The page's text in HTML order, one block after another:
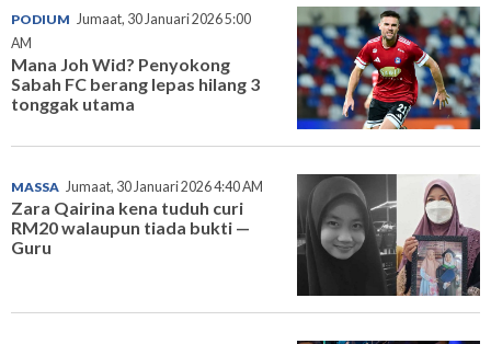
PODIUM Jumaat, 30 Januari 2026 5:00
AM
Mana Joh Wid? Penyokong
Sabah FC berang lepas hilang 3
tonggak utama
MASSA Jumaat, 30 Januari 2026 4:40 AM
Zara Qairina kena tuduh curi
RM20 walaupun tiada bukti —
Guru